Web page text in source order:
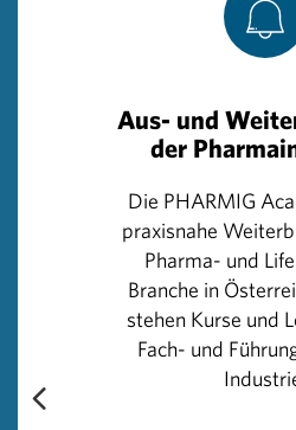
Pfizer Austria
Richter Pharma
Schwabe Austria
Aus- und
der
Die PHARMIG
praxisnahe
Pharma- und
Branche in
stehen Kurse und
Fach- und